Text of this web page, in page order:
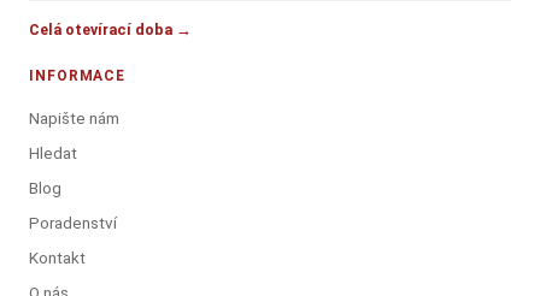
Celá otevírací doba →
INFORMACE
Napište nám
Hledat
Blog
Poradenství
Kontakt